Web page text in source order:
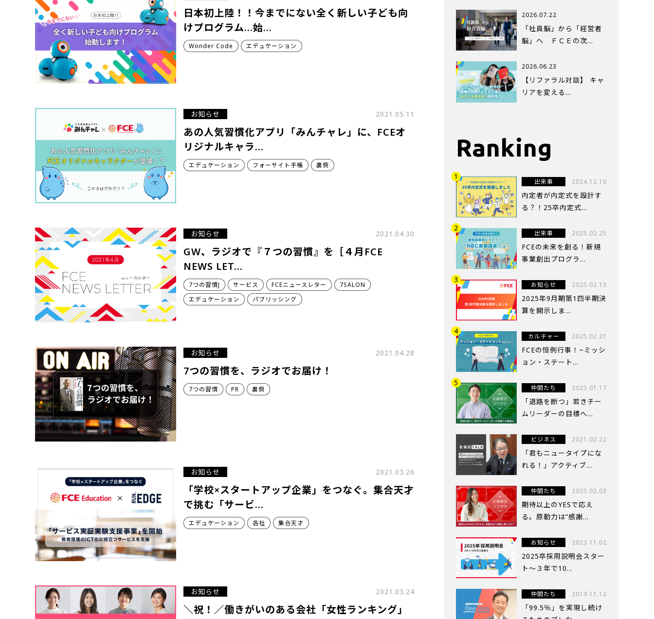
日本初上陸！！今までにない全く新しい子ども向
けプログラム…始…
Wonder Code エデュケーション
お知らせ 2021.05.11
あの人気習慣化アプリ「みんチャレ」に、FCEオ
リジナルキャラ…
エデュケーション フォーサイト手帳 裏側
お知らせ 2021.04.30
GW、ラジオで『７つの習慣』を［４月FCE
NEWS LET…
7つの習慣J サービス FCEニュースレター
7SALON
エデュケーション
パブリッシング
お知らせ 2021.04.28
7つの習慣を、ラジオでお届け！
7つの習慣 PR 裏側
お知らせ 2021.03.26
「学校×スタートアップ企業」をつなぐ。集合天才
で挑む「サービ…
エデュケーション 各社 集合天才
お知らせ 2021.03.24
＼祝！／働きがいのある会社「女性ランキング」
2026.07.22
「社員脳」から「経営者
脳」へ ＦＣＥの次…
2026.06.23
【リファラル対談】 キャ
リアを変える…
Ranking
出来事 2024.12.10
内定者が内定式を設計す
る？！25卒内定式...
出来事 2025.02.25
FCEの未来を創る！新規
事業創出プログラ...
お知らせ 2025.02.13
2025年9月期第1四半期決
算を開示しま...
カルチャー 2025.02.21
FCEの恒例行事！~ミッシ
ョン・ステート...
仲間たち 2025.01.17
「退路を断つ」若きチー
ムリーダーの目標へ...
ビジネス 2021.02.22
「君もニュータイプにな
れる！」アクティブ...
仲間たち 2025.02.03
期待以上のYESで応え
る。原動力は”感謝...
お知らせ 2023.11.02
2025卒採用説明会スター
ト～３年で10...
仲間たち 2019.11.12
「99.5％」を実現し続け